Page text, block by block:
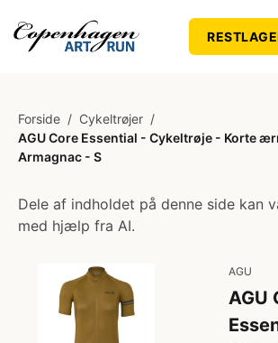
Forside / Cykeltrøjer /
AGU Core Essential - Cykeltrøje - Korte
Armagnac - S
Dele af indholdet på denne side kan
med hjælp fra AI.
AGU
AGU